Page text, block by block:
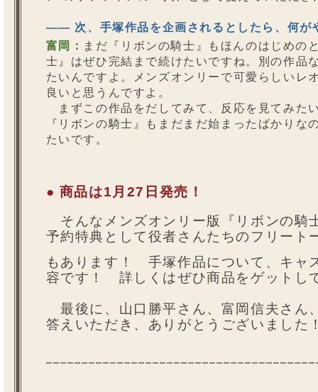
—— 次、手塚作品を企画されるとしたら、何が
富岡： まだ『リボンの騎士』もほんのはじめの
士』はぜひ完結まで続けたいですね。別の作品
たいんですよ。メンズオンリーで可愛らしいレ
良いと思うんですよ。
まずこの作品をだしてみて、反応を見てみた
『リボンの騎士』もまだまだ始まったばかり
たいです。
● 商品は1月27日発売！
そんなメンズオンリー版『リボンの騎
予約特典として役者さんたちのフリート
もあります！ 手塚作品について、キャ
容です！ 詳しくはぜひ商品をゲットし
最後に、山口勝平さん、富岡信夫さん
答えいただき、ありがとうございました